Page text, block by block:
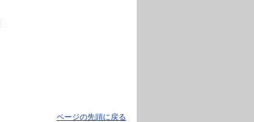
ページの先頭に戻る